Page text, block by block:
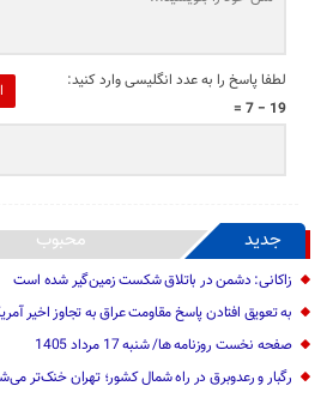
لطفا پاسخ را به عدد انگلیسی وارد کنید:
19 − 7 =
جدید محبوب
زاکانی: دشمن در باتلاق شکست زمین‌گیر شده است
به تعویق افتادن پاسخ مقاومت عراق به تجاوز اخیر
صفحه نخست روزنامه ها/ شنبه 17 مرداد 1405
رگبار و رعدوبرق در راه شمال کشور؛ تهران خنک‌تر